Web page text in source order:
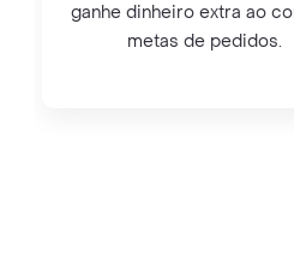
ganhe dinheiro extra ao
metas de pedidos.